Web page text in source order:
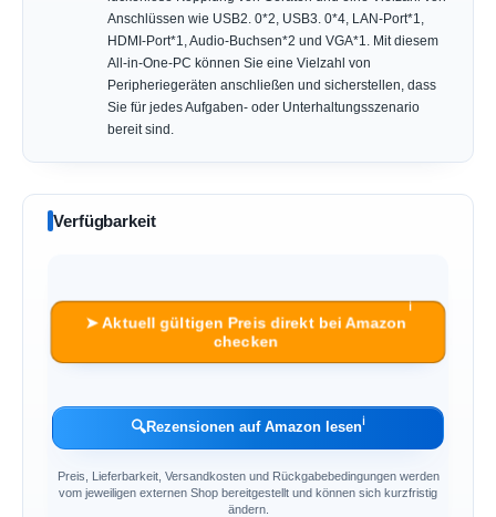
Anschlüssen wie USB2. 0*2, USB3. 0*4, LAN-Port*1,
HDMI-Port*1, Audio-Buchsen*2 und VGA*1. Mit diesem
All-in-One-PC können Sie eine Vielzahl von
Peripheriegeräten anschließen und sicherstellen, dass
Sie für jedes Aufgaben- oder Unterhaltungsszenario
bereit sind.
Verfügbarkeit
➤ Aktuell gültigen Preis direkt bei Amazon
checken
ℹ︎
🔍Rezensionen auf Amazon lesenℹ︎
Preis, Lieferbarkeit, Versandkosten und Rückgabebedingungen werden
vom jeweiligen externen Shop bereitgestellt und können sich kurzfristig
ändern.